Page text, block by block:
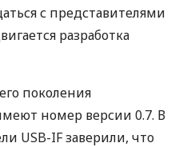
с представителями
разработка
поколения
номер версии 0.7. В
USB-IF заверили, что